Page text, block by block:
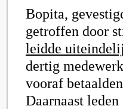
Bopita,
getroffen door
leidde
dertig
vooraf
Daarnaast